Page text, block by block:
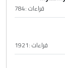
قراءات :784
قراءات :1921